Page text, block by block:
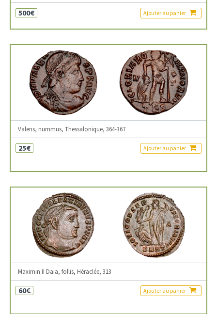
500€ Ajouter au panier
Valens, nummus, Thessalonique, 364-367
25€ Ajouter au panier
Maximin II Daia, follis, Héraclée, 313
60€ Ajouter au panier